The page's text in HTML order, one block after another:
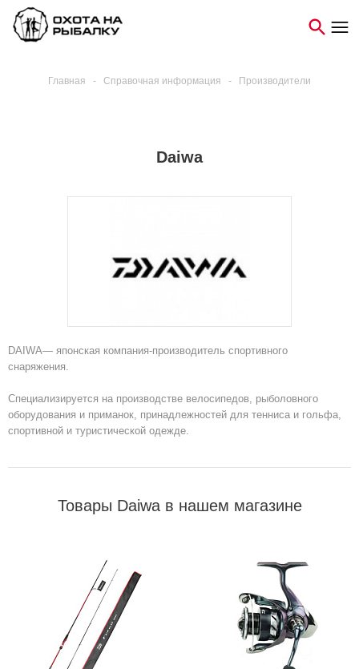
Главная - Справочная информация - Производители
Daiwa
DAIWA— японская компания-производитель спортивного
снаряжения.
Специализируется на производстве велосипедов, рыболовного
оборудования и приманок, принадлежностей для тенниса и гольфа,
спортивной и туристической одежде.
Товары Daiwa в нашем магазине